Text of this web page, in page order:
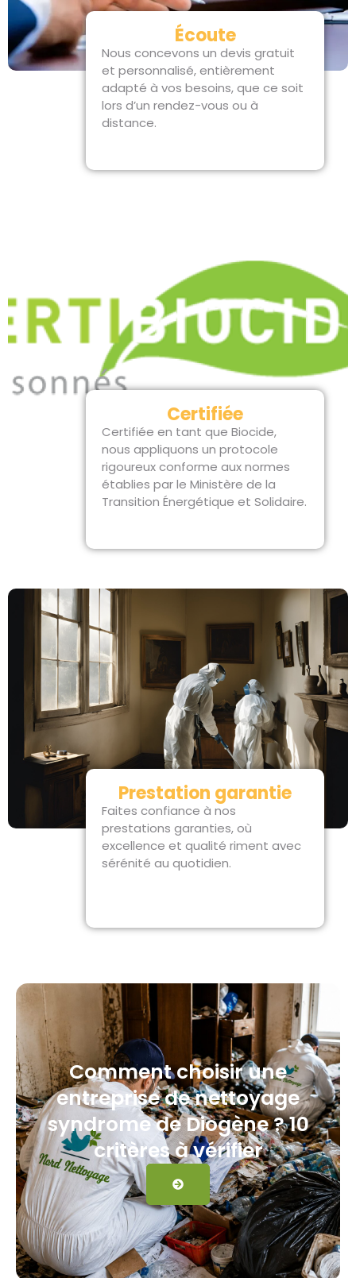
Écoute
Nous concevons un devis gratuit
et personnalisé, entièrement
adapté à vos besoins, que ce soit
lors d’un rendez-vous ou à
distance.
Certifiée
Certifiée en tant que Biocide,
nous appliquons un protocole
rigoureux conforme aux normes
établies par le Ministère de la
Transition Énergétique et Solidaire.
Prestation garantie
Faites confiance à nos
prestations garanties, où
excellence et qualité riment avec
sérénité au quotidien.
Comment choisir une
entreprise de nettoyage
syndrome de Diogène ? 10
critères à vérifier